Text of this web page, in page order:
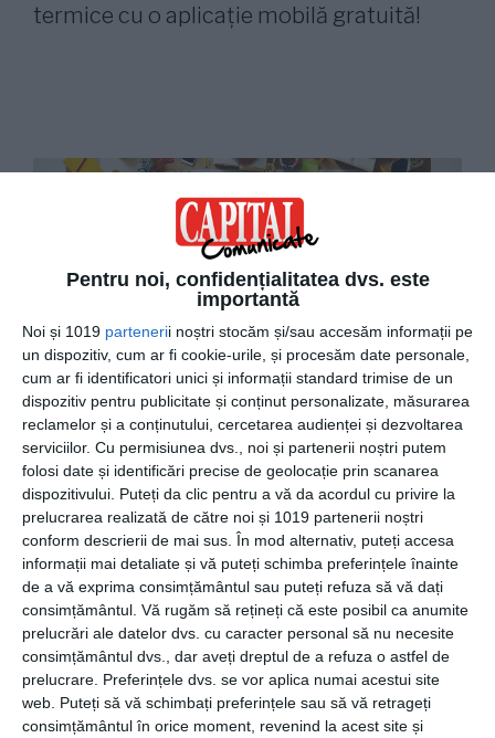
Pentru noi, confidențialitatea dvs. este
importantă
Noi și 1019 partenerii noștri stocăm și/sau accesăm informații pe
un dispozitiv, cum ar fi cookie-urile, și procesăm date personale,
cum ar fi identificatori unici și informații standard trimise de un
dispozitiv pentru publicitate și conținut personalizate, măsurarea
reclamelor și a conținutului, cercetarea audienței și dezvoltarea
serviciilor. Cu permisiunea dvs., noi și partenerii noștri putem
folosi date și identificări precise de geolocație prin scanarea
dispozitivului. Puteți da clic pentru a vă da acordul cu privire la
prelucrarea realizată de către noi și 1019 partenerii noștri
conform descrierii de mai sus. În mod alternativ, puteți accesa
informații mai detaliate și vă puteți schimba preferințele înainte
de a vă exprima consimțământul sau puteți refuza să vă dați
consimțământul. Vă rugăm să rețineți că este posibil ca anumite
prelucrări ale datelor dvs. cu caracter personal să nu necesite
consimțământul dvs., dar aveți dreptul de a refuza o astfel de
prelucrare. Preferințele dvs. se vor aplica numai acestui site
web. Puteți să vă schimbați preferințele sau să vă retrageți
consimțământul în orice moment, revenind la acest site și
termice cu o aplicație mobilă gratuită!
6 septembrie 2024
Ce Înseamnă Remarketingul?